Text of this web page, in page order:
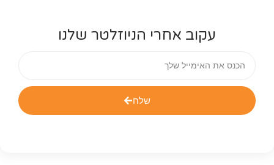
עקוב אחרי הניוזלטר שלנו
שלח